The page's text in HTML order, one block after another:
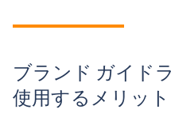
ブランド ガイド
使用するメリット